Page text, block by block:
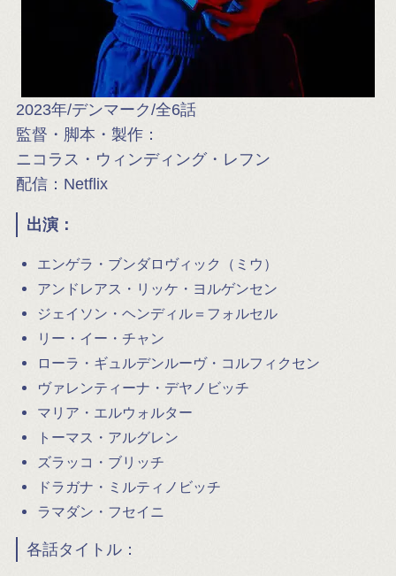
2023年/デンマーク/全6話
監督・脚本・製作：
ニコラス・ウィンディング・レフン
配信：Netflix
出演：
エンゲラ・ブンダロヴィック（ミウ）
アンドレアス・リッケ・ヨルゲンセン
ジェイソン・ヘンディル＝フォルセル
リー・イー・チャン
ローラ・ギュルデンルーヴ・コルフィクセン
ヴァレンティーナ・デヤノビッチ
マリア・エルウォルター
トーマス・アルグレン
ズラッコ・ブリッチ
ドラガナ・ミルティノビッチ
ラマダン・フセイニ
各話タイトル：